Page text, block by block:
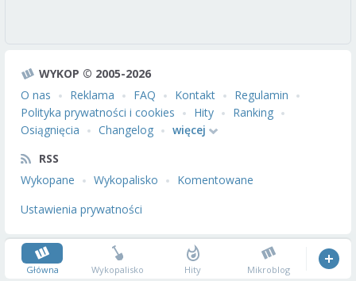
WYKOP © 2005-2026
O nas
Reklama FAQ Kontakt
Regulamin
Polityka prywatności i cookies
Hity
Ranking
Osiągnięcia
Changelog
więcej
RSS
Wykopane
Wykopalisko
Komentowane
Ustawienia prywatności
Główna Wykopalisko Hity Mikroblog